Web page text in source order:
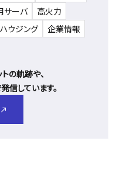
サーバ
高火力
ハウジング 企業情報
の軌跡や、
しています。